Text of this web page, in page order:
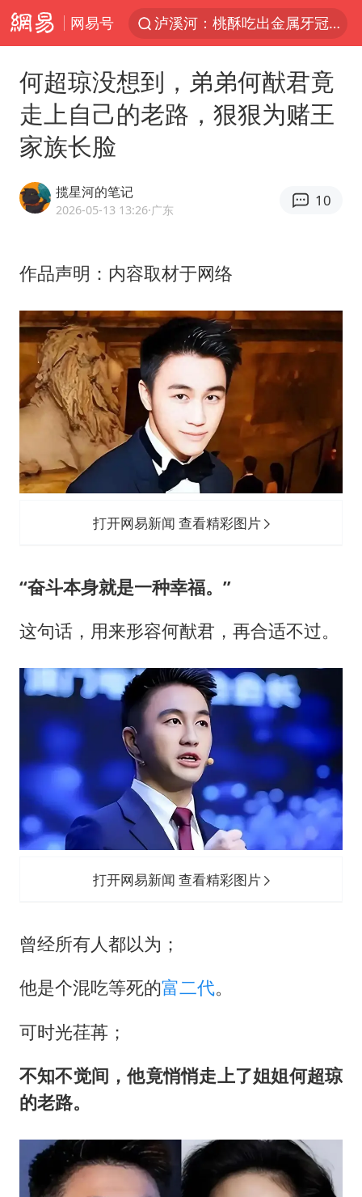
网易号
泸溪河：桃酥吃出金属牙冠视频不实
泰交通部副部长回应中国人遭歧视手势
泰国校园枪击案死亡人数升至7人
段绚竞因公牺牲 年仅44岁
70多岁父亲独自坐车到上海看望女儿
“空调24小时开着更省电”不实
“不建议大家买深色蛋糕”
985博士后被曝在妻子孕期出轨后续
公司“上四休三”但要降薪1000元
何超琼没想到，弟弟何猷君竟
走上自己的老路，狠狠为赌王
家族长脸
揽星河的笔记
2026-05-13 13:26·广东
10
作品声明：内容取材于网络
打开网易新闻 查看精彩图片
“奋斗本身就是一种幸福。”
这句话，用来形容何猷君 ，再合适不过。
打开网易新闻 查看精彩图片
曾经所有人都以为；
他是个混吃等死的富二代。
可时光荏苒；
不知不觉间，他竟悄悄走上了姐姐何超琼
的老路。